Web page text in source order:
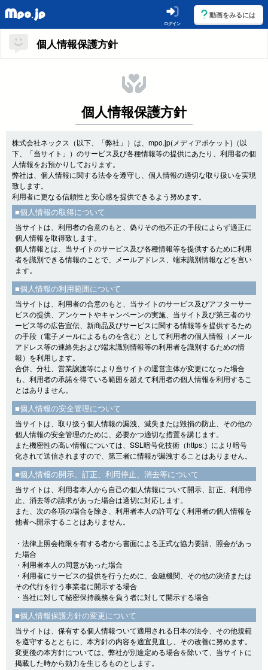
ログイン
動画をみるには
個人情報保護方針
個人情報保護方針
株式会社ネックス（以下、「弊社」）は、mpo.jp(メディアポケット)（以
下、「当サイト」）のサービス及び各種情報等の提供にあたり、利用者の個
人情報をお預かりしております。
弊社は、個人情報に関する法令を遵守し、個人情報の適切な取り扱いを実現
致します。
利用者に更なる信頼性と安心感を提供できるよう努めます。
■個人情報の取得について
当サイトは、利用者の合意のもと、偽りその他不正の手段によらず適正に
個人情報を取得致します。
個人情報とは、当サイトのサービス及び各種情報等を提供するために利用
者を識別できる情報のことで、メールアドレス、端末識別情報などを言い
ます。
■個人情報の利用範囲について
当サイトは、利用者の合意のもと、当サイトのサービス及びアフターサー
ビスの提供、アンケートやキャンペーンの実施、当サイト及び第三者のサ
ービス等の広告宣伝、新商品及びサービスに関する情報等を提供するため
の手段（電子メールによるものを含む）として利用者の個人情報（メール
アドレス等の連絡先および端末識別情報等の利用者を識別するための情
報）を利用します。
合併、分社、営業譲渡等により当サイトの運営主体が変更になった場合
も、利用者の承諾を得ている範囲を超えて利用者の個人情報を利用するこ
とはありません。
■個人情報の安全管理について
当サイトは、取り扱う個人情報の漏洩、滅失または毀損の防止、その他の
個人情報の安全管理のために、必要かつ適切な措置を講じます。
また機密性の高い情報については、SSL暗号化技術（https:）により暗号
化されて送信されますので、第三者に情報が漏洩することはありません。
■個人情報の開示、訂正、利用停止、消去等について
当サイトは、利用者本人から自己の個人情報について開示、訂正、利用停
止、消去等の請求があった場合は適切に対応します。
また、次の各項の場合を除き、利用者本人の許可なく利用者の個人情報を
他者へ開示することはありません。
・法律上照会権限を有する者から書面による正式な協力要請、照会があっ
た場合
・利用者本人の同意があった場合
・利用者にサービスの提供を行うために、金融機関、その他の決済または
その代行を行う事業者に開示する場合
・当社に対して秘密保持義務を負う者に対して開示する場合
■個人情報保護方針の変更について
当サイトは、保有する個人情報ついて適用される日本の法令、その他規範
を遵守するとともに、本方針の内容を適宜見直し、その改善に努めます。
変更後の本方針については、弊社が別途定める場合を除いて、当サイトに
掲載した時から効力を生じるものとします。